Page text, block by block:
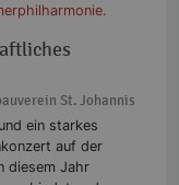
St. Johannis
ein starkes
auf der
diesem Jahr